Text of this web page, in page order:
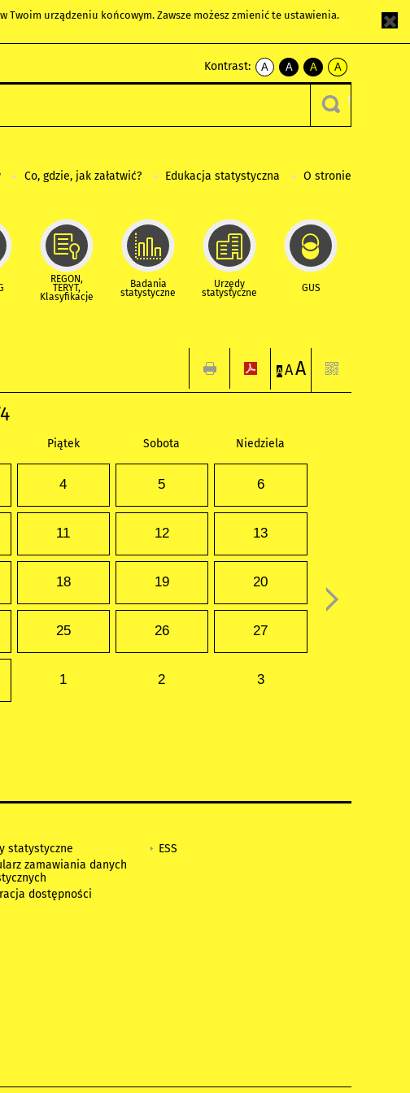
urządzeniu końcowym. Zawsze możesz zmienić te ustawienia.
Kontrast:
A
kontrast
A
kontrast
czarnym
A
kontrast
żółty
tekst
czarnym
A
kontrast
czarny
tekst
żółtym
Co, gdzie, jak załatwić? Edukacja statystyczna O stronie
REGON,
TERYT,
Klasyfikacje
Badania
statystyczne
Urzędy
statystyczne GUS
A AA
Piątek Sobota Niedziela
4 5 6
11 12 13
18 19 20
25 26 27
1 2 3
statystyczne
zamawiania danych
dostępności
ESS